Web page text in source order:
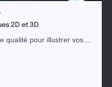
2D et 3D
qualité pour illustrer vos